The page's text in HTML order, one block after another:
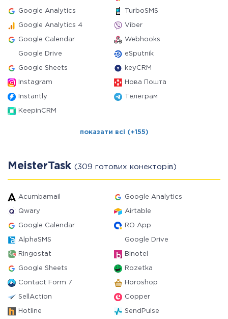
Google Analytics TurboSMS
Google Analytics 4 Viber
Google Calendar Webhooks
Google Drive eSputnik
Google Sheets keyCRM
Instagram Нова Пошта
Instantly Телеграм
KeepinCRM
показати всі (+155)
MeisterTask (309 готових конекторів)
Acumbamail Google Analytics
Qwary Airtable
Google Calendar RO App
AlphaSMS Google Drive
Ringostat Binotel
Google Sheets Rozetka
Contact Form 7 Horoshop
SellAction Copper
Hotline SendPulse